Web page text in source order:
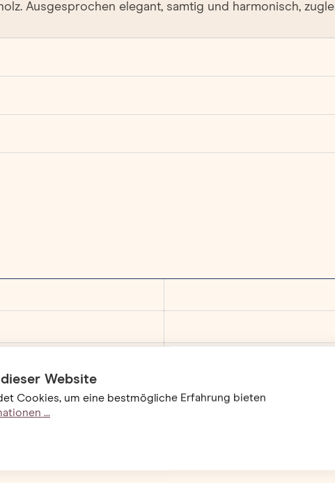
Ausgesprochen elegant, samtig und harmonisch,
Website
Cookies, um eine bestmögliche Erfahrung bieten
...